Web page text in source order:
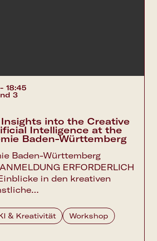
18:45
3
into the Creative
Intelligence at the
Baden-Württemberg
Baden-Württemberg
ERFORDERLICH
in den kreativen
& Kreativität Workshop